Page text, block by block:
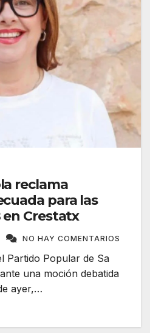
reclama
para las
en Crestatx
NO HAY COMENTARIOS
Partido Popular de Sa
una moción debatida
ayer,…